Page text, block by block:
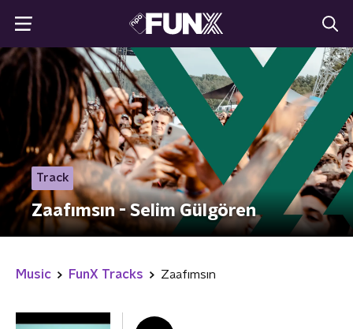
Track
Zaafımsın - Selim Gülgören
Music FunX Tracks Zaafımsın